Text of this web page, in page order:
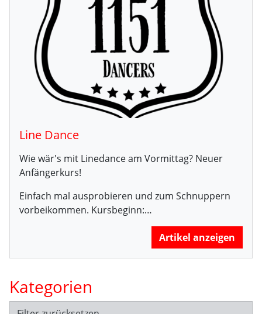
Line Dance
Wie wär's mit Linedance am Vormittag? Neuer
Anfängerkurs!
Einfach mal ausprobieren und zum Schnuppern
vorbeikommen. Kursbeginn:…
Artikel anzeigen
Kategorien